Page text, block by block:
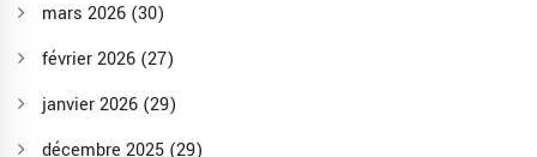
mars 2026 (30)
février 2026 (27)
janvier 2026 (29)
décembre 2025 (29)